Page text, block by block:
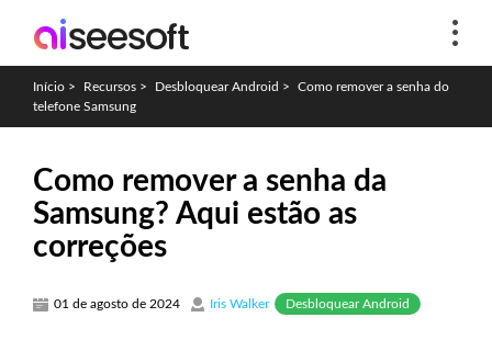
Início > Recursos > Desbloquear Android >
Como remover a senha do
telefone Samsung
Como remover a senha da
Samsung? Aqui estão as
correções
01 de agosto de 2024 Iris Walker Desbloquear Android